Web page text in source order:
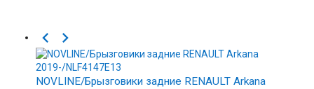
 
NOVLINE/Брызговики задние RENAULT Arkana